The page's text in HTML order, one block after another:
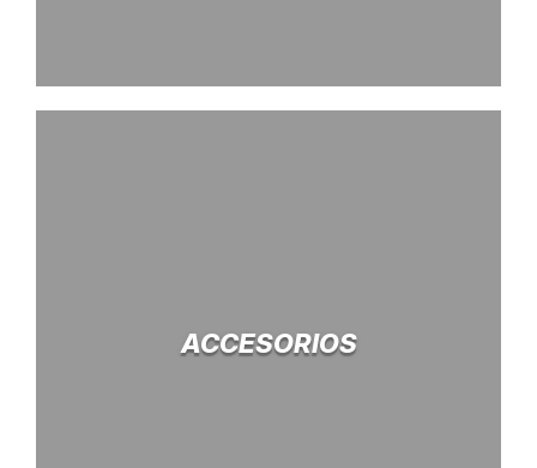
ACCESORIOS